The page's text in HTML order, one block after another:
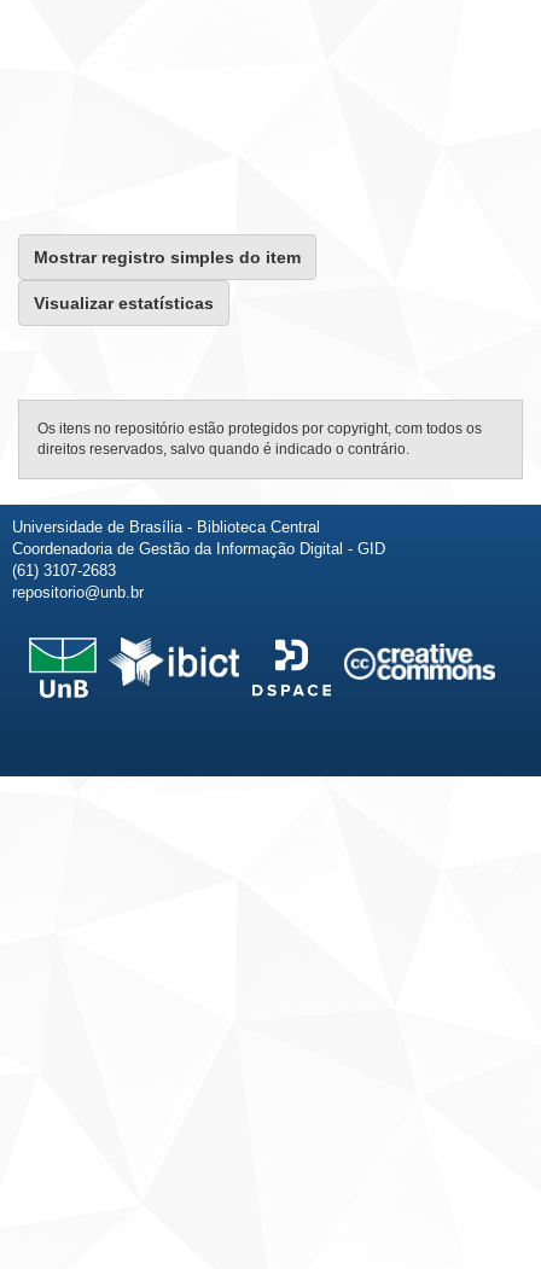
Mostrar registro simples do item
Visualizar estatísticas
Os itens no repositório estão protegidos por copyright, com todos os
direitos reservados, salvo quando é indicado o contrário.
Universidade de Brasília - Biblioteca Central
Coordenadoria de Gestão da Informação Digital - GID
(61) 3107-2683
repositorio@unb.br